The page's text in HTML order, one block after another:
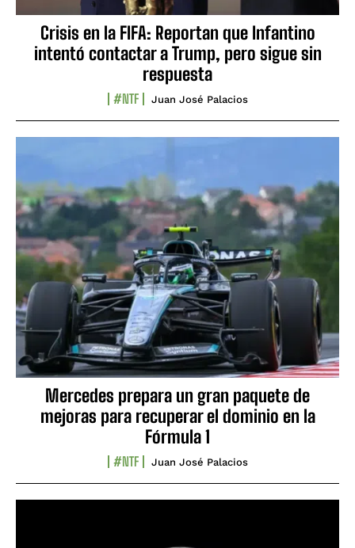
Crisis en la FIFA: Reportan que Infantino
intentó contactar a Trump, pero sigue sin
respuesta
#NTF Juan José Palacios
Mercedes prepara un gran paquete de
mejoras para recuperar el dominio en la
Fórmula 1
#NTF Juan José Palacios